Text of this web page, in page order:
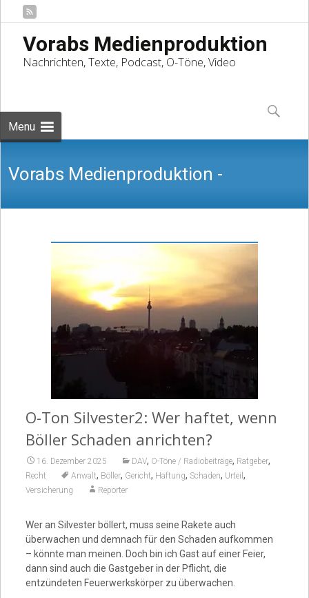
Vorabs Medienproduktion
Nachrichten, Texte, Podcast, O-Töne, Video
Menu
to
content
Suchen
nach:
Vorabs Medienproduktion -
Nachrichten, Texte, Podcast, O-Töne,
Video
O-Ton Silvester2: Wer haftet, wenn
Böller Schaden anrichten?
16. Dezember 2025 DAV, O-Töne / Radiobeiträge, Ratgeber,
Recht Anwalt, Böller, Gericht, Haftung, Schaden, Urteil ,
Versicherung Reporter
Wer an Silvester böllert, muss seine Rakete auch
überwachen und demnach für den Schaden aufkommen
– könnte man meinen. Doch bin ich Gast auf einer Feier,
dann sind auch die Gastgeber in der Pflicht, die
entzündeten Feuerwerks­körper zu überwachen.